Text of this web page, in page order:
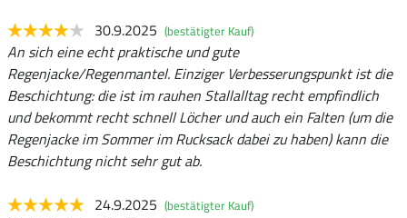
30.9.2025 (bestätigter Kauf)
An sich eine echt praktische und gute
Regenjacke/Regenmantel. Einziger Verbesserungspunkt ist die
Beschichtung: die ist im rauhen Stallalltag recht empfindlich
und bekommt recht schnell Löcher und auch ein Falten (um die
Regenjacke im Sommer im Rucksack dabei zu haben) kann die
Beschichtung nicht sehr gut ab.
24.9.2025 (bestätigter Kauf)